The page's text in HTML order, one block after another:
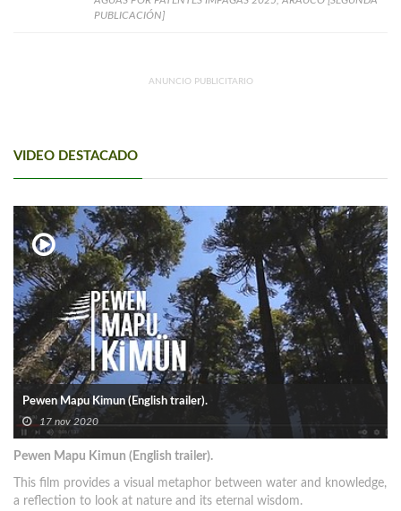
PUBLICACIÓN]
ANUNCIO PUBLICITARIO
VIDEO DESTACADO
Pewen Mapu Kimun (English trailer).
17 nov 2020
Pewen Mapu Kimun (English trailer).
This film provides a visual metaphor between water and knowledge,
a reflection to look at nature and its eternal wisdom.